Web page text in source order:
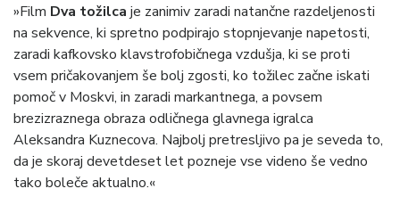
»Film Dva tožilca je zanimiv zaradi natančne razdeljenosti
na sekvence, ki spretno podpirajo stopnjevanje napetosti,
zaradi kafkovsko klavstrofobičnega vzdušja, ki se proti
vsem pričakovanjem še bolj zgosti, ko tožilec začne iskati
pomoč v Moskvi, in zaradi markantnega, a povsem
brezizraznega obraza odličnega glavnega igralca
Aleksandra Kuznecova. Najbolj pretresljivo pa je seveda to,
da je skoraj devetdeset let pozneje vse videno še vedno
tako boleče aktualno.«